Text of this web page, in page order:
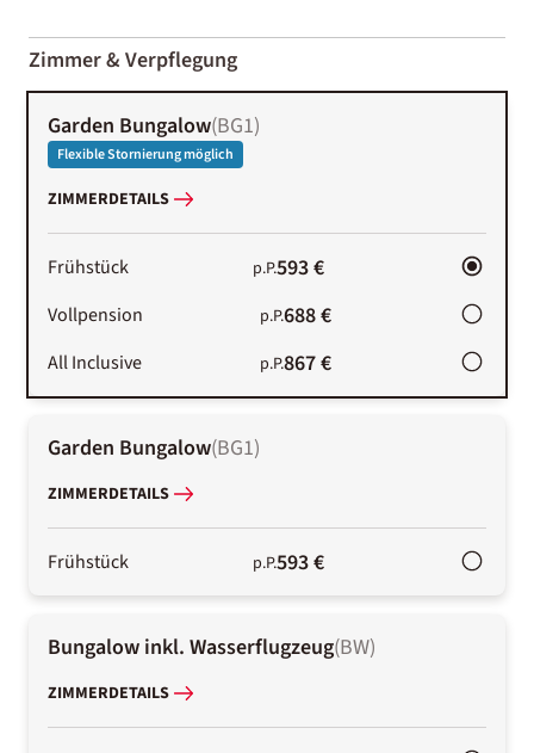
01-02
Zimmer & Verpflegung
Garden Bungalow(BG1)
Flexible Stornierung möglich
ZIMMERDETAILS
Frühstück p.P.593 €
Vollpension p.P.688 €
All Inclusive p.P.867 €
Garden Bungalow(BG1)
ZIMMERDETAILS
Frühstück p.P.593 €
Bungalow inkl. Wasserflugzeug(BW)
ZIMMERDETAILS